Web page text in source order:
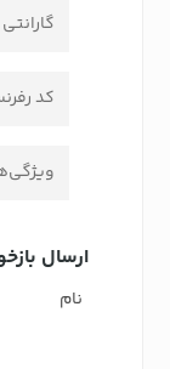
کد
ارسال
نام